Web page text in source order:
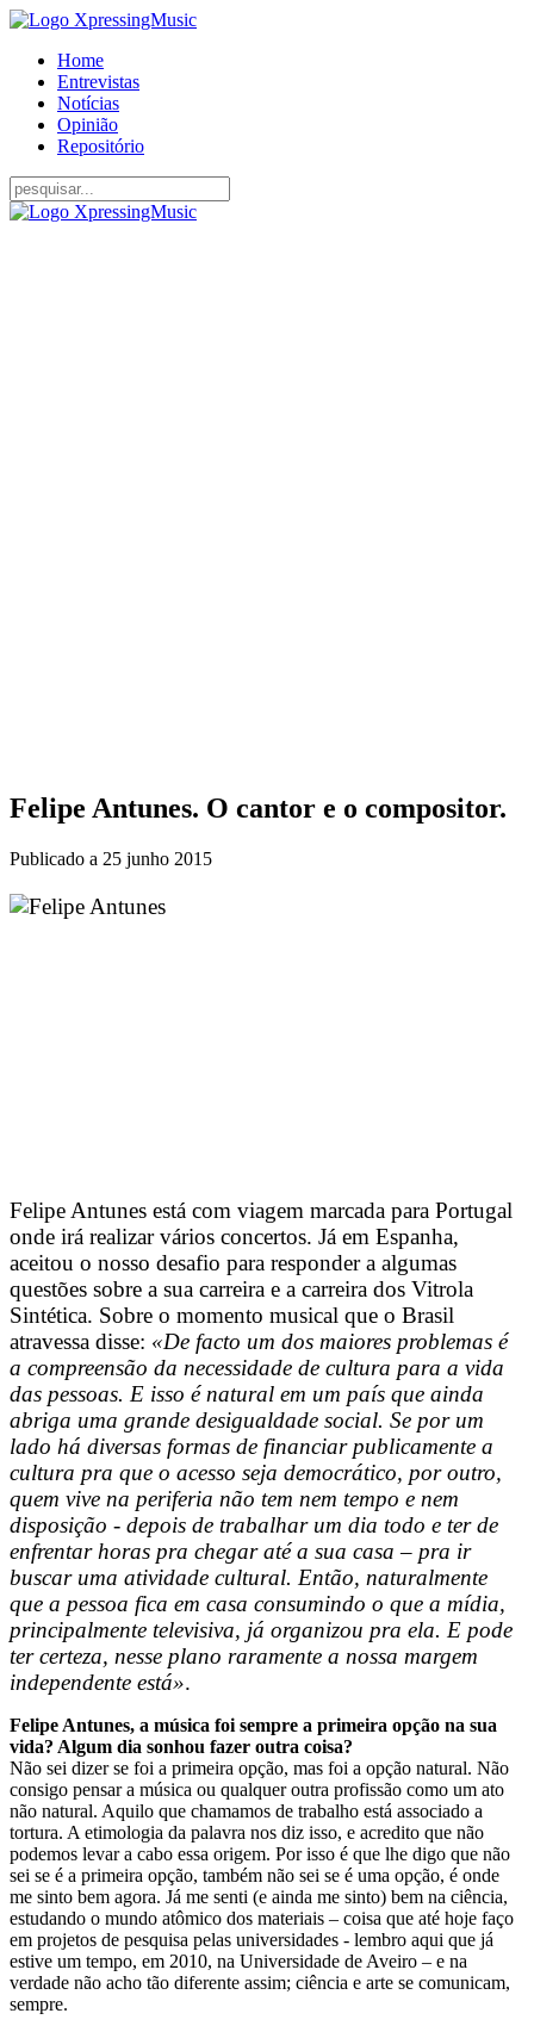
Home
Entrevistas
Notícias
Opinião
Repositório
Felipe Antunes. O cantor e o compositor.
Publicado a 25 junho 2015
Felipe Antunes está com viagem marcada para Portugal
onde irá realizar vários concertos. Já em Espanha,
aceitou o nosso desafio para responder a algumas
questões sobre a sua carreira e a carreira dos Vitrola
Sintética. Sobre o momento musical que o Brasil
atravessa disse: «De facto um dos maiores problemas é
a compreensão da necessidade de cultura para a vida
das pessoas. E isso é natural em um país que ainda
abriga uma grande desigualdade social. Se por um
lado há diversas formas de financiar publicamente a
cultura pra que o acesso seja democrático, por outro,
quem vive na periferia não tem nem tempo e nem
disposição - depois de trabalhar um dia todo e ter de
enfrentar horas pra chegar até a sua casa – pra ir
buscar uma atividade cultural. Então, naturalmente
que a pessoa fica em casa consumindo o que a mídia,
principalmente televisiva, já organizou pra ela. E pode
ter certeza, nesse plano raramente a nossa margem
independente está».
Felipe Antunes, a música foi sempre a primeira opção na sua
vida? Algum dia sonhou fazer outra coisa?
Não sei dizer se foi a primeira opção, mas foi a opção natural. Não
consigo pensar a música ou qualquer outra profissão como um ato
não natural. Aquilo que chamamos de trabalho está associado a
tortura. A etimologia da palavra nos diz isso, e acredito que não
podemos levar a cabo essa origem. Por isso é que lhe digo que não
sei se é a primeira opção, também não sei se é uma opção, é onde
me sinto bem agora. Já me senti (e ainda me sinto) bem na ciência,
estudando o mundo atômico dos materiais – coisa que até hoje faço
em projetos de pesquisa pelas universidades - lembro aqui que já
estive um tempo, em 2010, na Universidade de Aveiro – e na
verdade não acho tão diferente assim; ciência e arte se comunicam,
sempre.